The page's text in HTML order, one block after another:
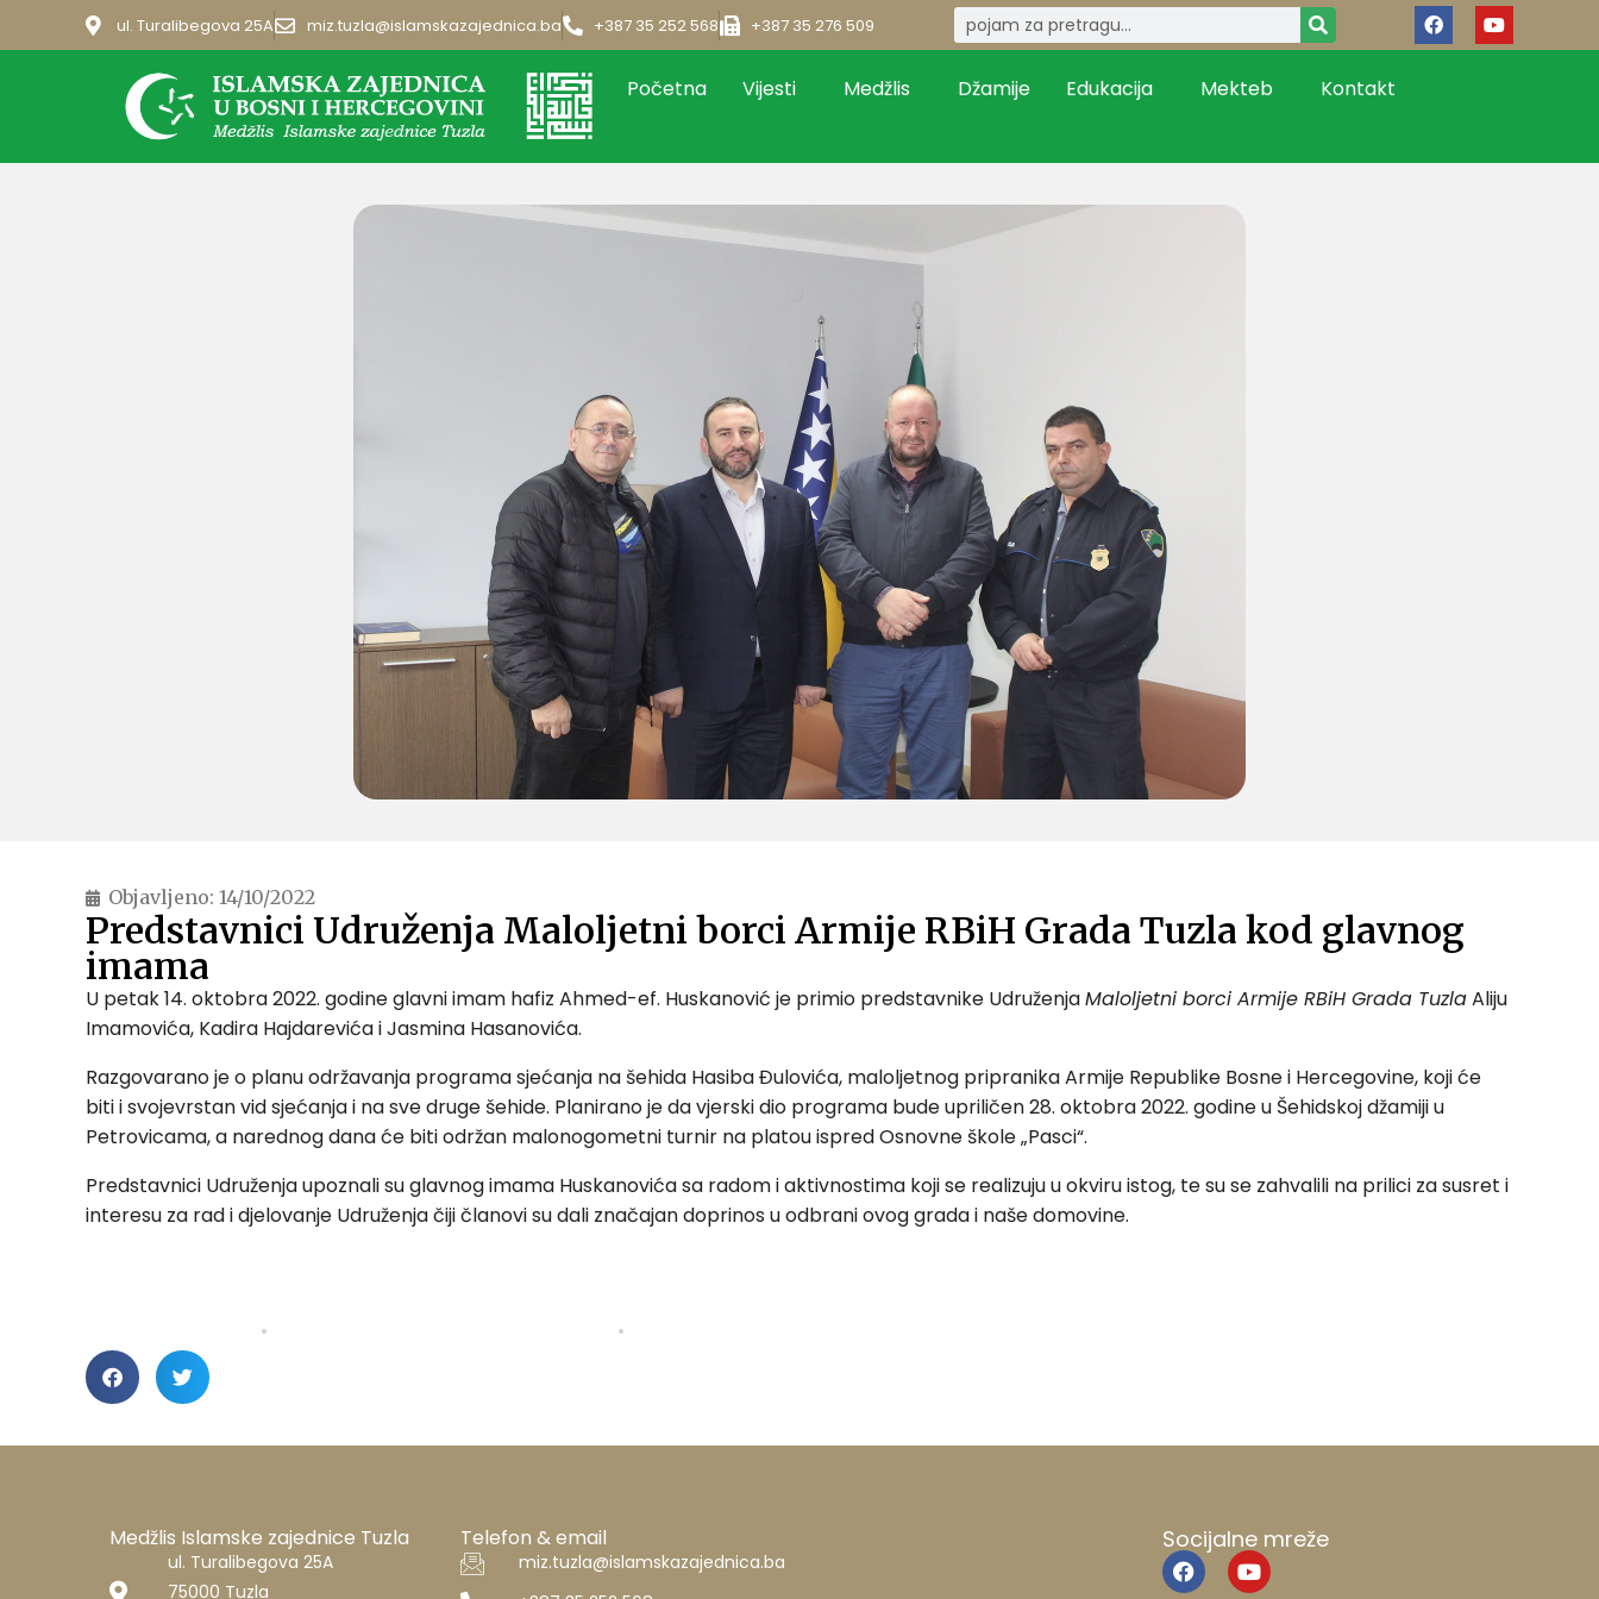
ul. Turalibegova 25A miz.tuzla@islamskazajednica.ba +387 35 252 568 +387 35 276 509
Početna Vijesti Medžlis Džamije Edukacija Mekteb Kontakt
Objavljeno: 14/10/2022
Predstavnici Udruženja Maloljetni borci Armije RBiH Grada Tuzla kod glavnog
imama
U petak 14. oktobra 2022. godine glavni imam hafiz Ahmed-ef. Huskanović je primio predstavnike UdruženjaMaloljetni borci Armije RBiH Grada TuzlaAliju
Imamovića, Kadira Hajdarevića i Jasmina Hasanovića.
Razgovarano je o planu održavanja programa sjećanja na šehida Hasiba Đulovića, maloljetnog pripranika Armije Republike Bosne i Hercegovine, koji će
biti i svojevrstan vid sjećanja i na sve druge šehide. Planirano je da vjerski dio programa bude upriličen 28. oktobra 2022. godine u Šehidskoj džamiji u
Petrovicama, a narednog dana će biti održan malonogometni turnir na platou ispred Osnovne škole „Pasci“.
Predstavnici Udruženja upoznali su glavnog imama Huskanovića sa radom i aktivnostima koji se realizuju u okviru istog, te su se zahvalili na prilici za susret i
interesu za rad i djelovanje Udruženja čiji članovi su dali značajan doprinos u odbrani ovog grada i naše domovine.
Medžlis Islamske zajednice Tuzla
ul. Turalibegova 25A
75000 Tuzla
Telefon & email
miz.tuzla@islamskazajednica.ba
Socijalne mreže